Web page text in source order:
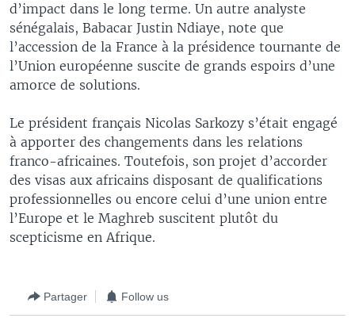
d’impact dans le long terme. Un autre analyste
sénégalais, Babacar Justin Ndiaye, note que
l’accession de la France à la présidence tournante de
l’Union européenne suscite de grands espoirs d’une
amorce de solutions.
Le président français Nicolas Sarkozy s’était engagé
à apporter des changements dans les relations
franco-africaines. Toutefois, son projet d’accorder
des visas aux africains disposant de qualifications
professionnelles ou encore celui d’une union entre
l’Europe et le Maghreb suscitent plutôt du
scepticisme en Afrique.
Partager Follow us